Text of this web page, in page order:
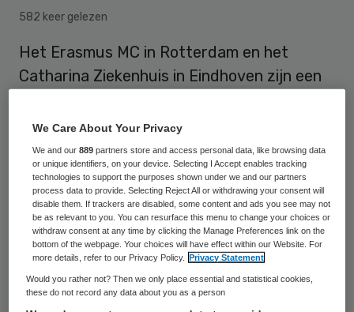
582 keer gelezen
Het Erasmus MC in Rotterdam en het
Catharina Ziekenhuis in Eindhoven zijn een
voor patiënten met een steunhart.
Het Erasmus MC en het Catharina
Ziekenhuis hebben voor de zorg rond een
steunhart een zogehetenshared care-
constructie hebben opgezet. “Dat betekent
dat de operatie om het steunhart te
plaatsen in Rotterdam wordt uitgevoerd.
We Care About Your Privacy
We and our889 partners store and access personal data, like browsing data
or unique identifiers, on your device. Selecting I Accept enables tracking
technologies to support the purposes shown under we and our partners
process data to provide. Selecting Reject All or withdrawing your consent will
disable them. If trackers are disabled, some content and ads you see may not
be as relevant to you. You can resurface this menu to change your choices or
withdraw consent at any time by clicking the Manage Preferences link on the
bottom of the webpage. Your choices will have effect within our Website. For
more details, refer to our Privacy Policy.
Privacy Statement
Would you rather not? Then we only place essential and statistical cookies,
these do not record any data about you as a person